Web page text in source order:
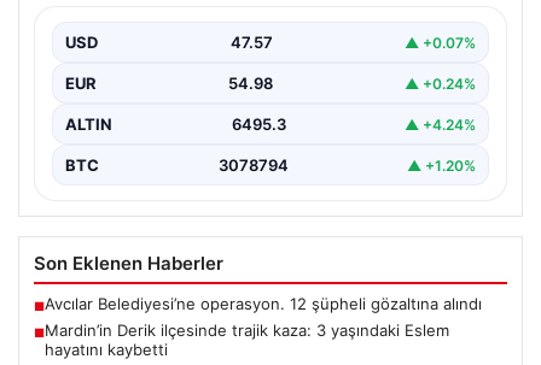
küçük bir kız çocuğu olan Eslem Talan…
USD 47.57 ▲ +0.07%
EUR 54.98 ▲ +0.24%
ALTIN 6495.3 ▲ +4.24%
BTC 3078794 ▲ +1.20%
Son Eklenen Haberler
■Avcılar Belediyesi’ne operasyon. 12 şüpheli gözaltına alındı
■Mardin’in Derik ilçesinde trajik kaza: 3 yaşındaki Eslem
hayatını kaybetti